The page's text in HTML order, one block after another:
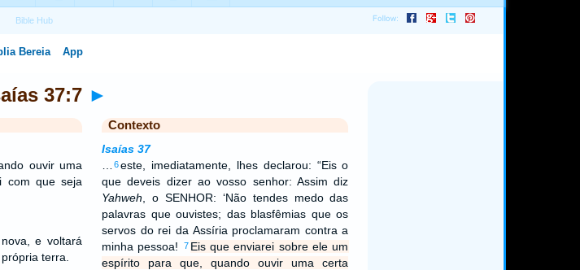
37:7 ►
ouvir uma
com que seja
e voltará
própria terra.
Contexto
Isaías 37
6este, imediatamente, lhes declarou: “Eis o
que deveis dizer ao vosso senhor: Assim diz
Yahweh , o SENHOR: ‘Não tendes medo das
palavras que ouvistes; das blasfêmias que os
servos do rei da Assíria proclamaram contra a
minha pessoa!
7 Eis que enviarei sobre ele um
espírito para que, quando ouvir uma certa